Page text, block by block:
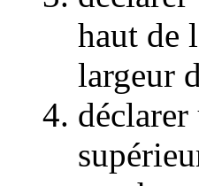
haut de
largeur